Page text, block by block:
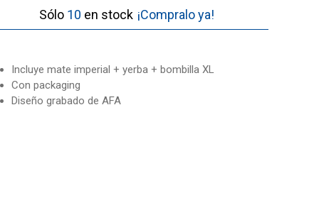
10 ¡Compralo ya!
Incluye mate imperial + yerba + bombilla XL
Con packaging
Diseño grabado de AFA